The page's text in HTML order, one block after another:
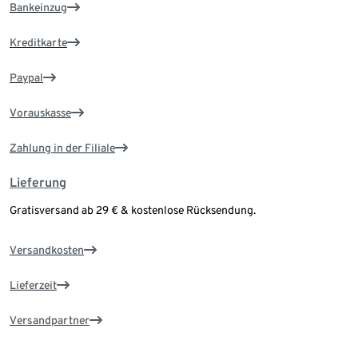
Bankeinzug
Kreditkarte
Paypal
Vorauskasse
Zahlung in der Filiale
Lieferung
Gratisversand ab 29 € & kostenlose Rücksendung.
Versandkosten
Lieferzeit
Versandpartner